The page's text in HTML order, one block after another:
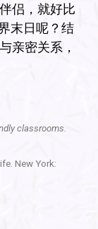
侣，就好比
末日呢？结
亲密关系，
classrooms.
New York: